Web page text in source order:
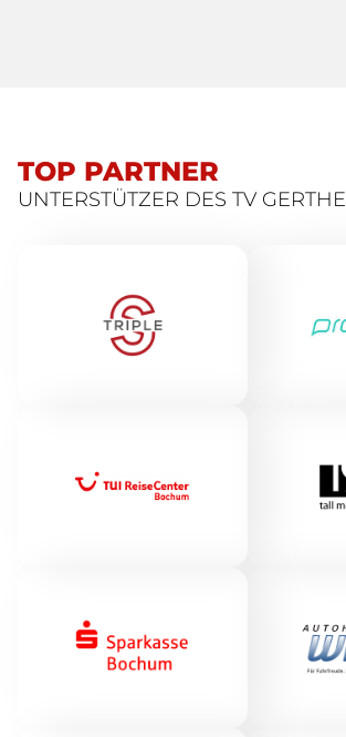
TOP PARTNER
UNTERSTÜTZER DES TV GERTHE